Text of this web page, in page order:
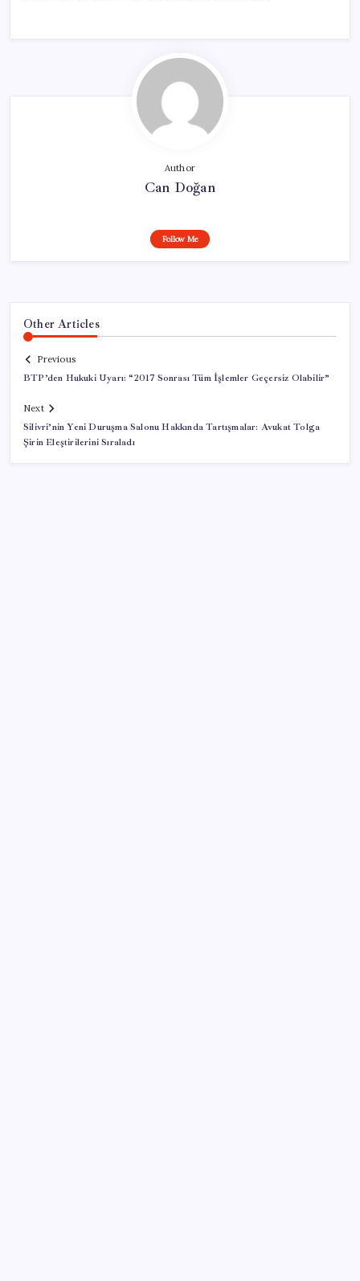
Author
Can Doğan
Follow Me
Other Articles
Previous
BTP’den Hukuki Uyarı: “2017 Sonrası Tüm İşlemler Geçersiz Olabilir”
Next
Silivri’nin Yeni Duruşma Salonu Hakkında Tartışmalar: Avukat Tolga
Şirin Eleştirilerini Sıraladı